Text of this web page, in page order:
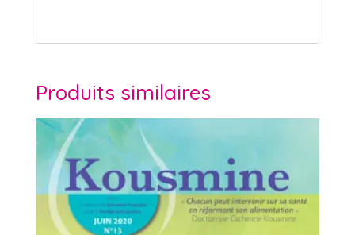
Produits similaires